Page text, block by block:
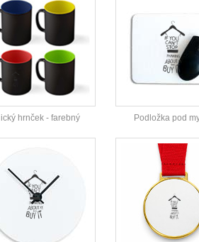
hrnček - farebný Podložka pod